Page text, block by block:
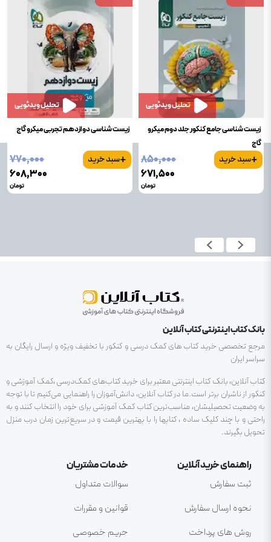
تحلیل ویدئویی
زیست شناسی جامع کنکور جلد دوم میکرو
گاج
+سبد خرید
۸۵۰٬۰۰۰
۶۷۱٬۵۰۰
تومان
تحلیل ویدئویی
زیست شناسی دوازدهم تجربی میکرو گاج
+سبد خرید
۷۷۰٬۰۰۰
۶۰۸٬۳۰۰
تومان
بانک کتاب اینترنتی کتاب آنلاین
مرجع تخصصی خرید کتاب های کمک درسی و کنکور با تخفیف ویژه و ارسال رایگان به
سراسر ایران
کتاب آنلاین، بانک کتاب اینترنتی معتبر برای خرید کتاب‌های کمک‌درسی ،کمک آموزشی و
کنکور از ناشران برتر است.ما در کتاب آنلاین، دانش‌آموزان را راهنمایی می‌کنیم تا با توجه
به وضعیت تحصیلیشان، مناسب‌ترین کتاب کمک آموزشی برای خود را انتخاب کنند و به
راحتی و با چند کلیک ساده ، کتابها را با بهترین قیمت و در سریع‌ترین زمان درب منزل
تحویل بگیرند.
راهنمای خرید آنلاین
ثبت سفارش
نحوه ارسال سفارش
روش های پرداخت
خدمات مشتریان
سوالات متداول
قوانین و مقررات
حریم خصوصی